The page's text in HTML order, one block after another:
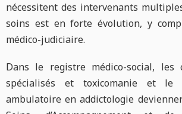
nécessitent des intervenants
soins est en forte évolution, y
médico-judiciaire.
Dans le registre médico-social, les
spécialisés et toxicomanie et le
ambulatoire en addictologie